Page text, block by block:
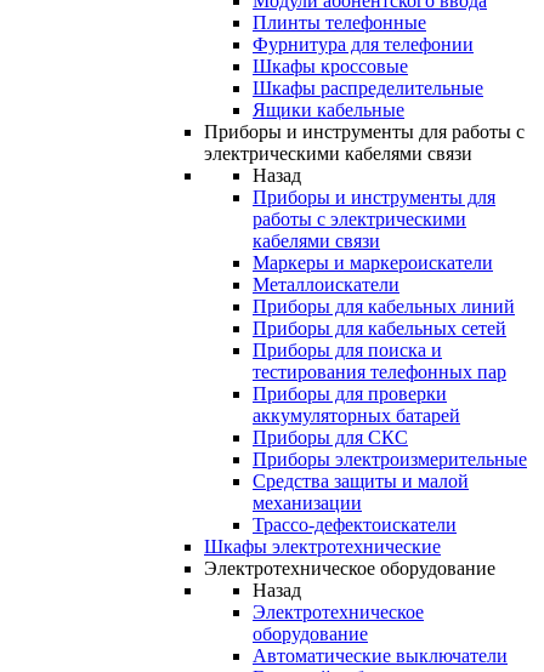
Плинты телефонные
Фурнитура для телефонии
Шкафы кроссовые
Шкафы распределительные
Ящики кабельные
Приборы и инструменты для работы с
электрическими кабелями связи
Назад
Приборы и инструменты для
работы с электрическими
кабелями связи
Маркеры и маркероискатели
Металлоискатели
Приборы для кабельных линий
Приборы для кабельных сетей
Приборы для поиска и
тестирования телефонных пар
Приборы для проверки
аккумуляторных батарей
Приборы для СКС
Приборы электроизмерительные
Средства защиты и малой
механизации
Трассо-дефектоискатели
Шкафы электротехнические
Электротехническое оборудование
Назад
Электротехническое
оборудование
Автоматические выключатели